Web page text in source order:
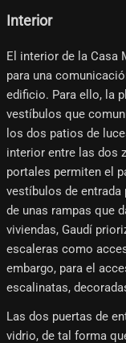
Interior
El interior de la Casa
para una
edificio. Para ello, la
vestíbulos que
los dos patios de
interior entre las dos
portales permiten el
vestíbulos de entrada
de unas rampas que
viviendas, Gaudí
escaleras como
embargo, para el
escalinatas,
Las dos puertas de
vidrio, de tal forma